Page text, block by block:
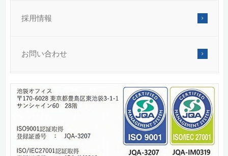
採用情報
お問い合わせ